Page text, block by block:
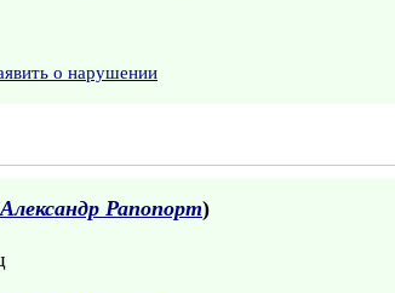
о нарушении
Александр Рапопорт)